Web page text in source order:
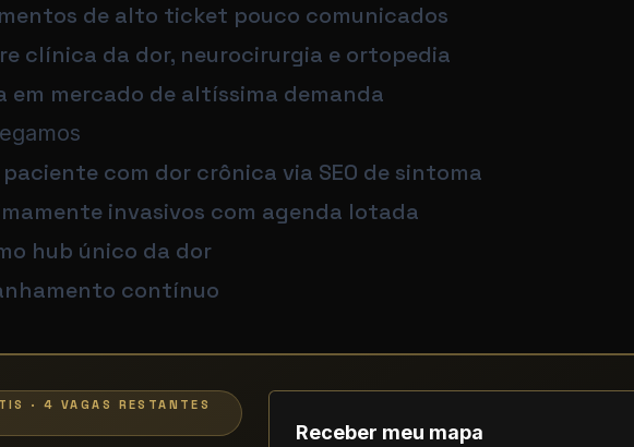
de alto ticket pouco comunicados
clínica da dor, neurocirurgia e ortopedia
em mercado de altíssima demanda
com dor crônica via SEO de sintoma
invasivos com agenda lotada
hub único da dor
contínuo
· 4 VAGAS RESTANTES
Receber meu mapa